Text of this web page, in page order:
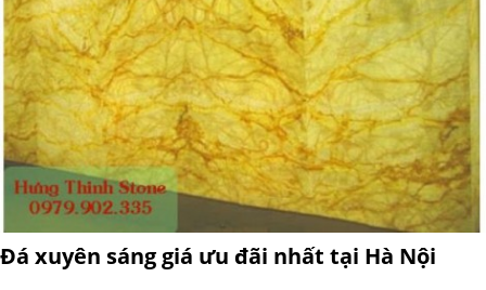
Đá xuyên sáng giá ưu đãi nhất tại Hà Nội